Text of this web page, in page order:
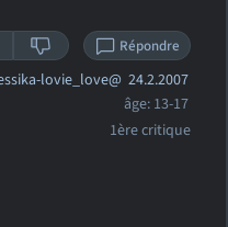
Répondre
lovie_love@ 24.2.2007
âge: 13-17
1ère critique